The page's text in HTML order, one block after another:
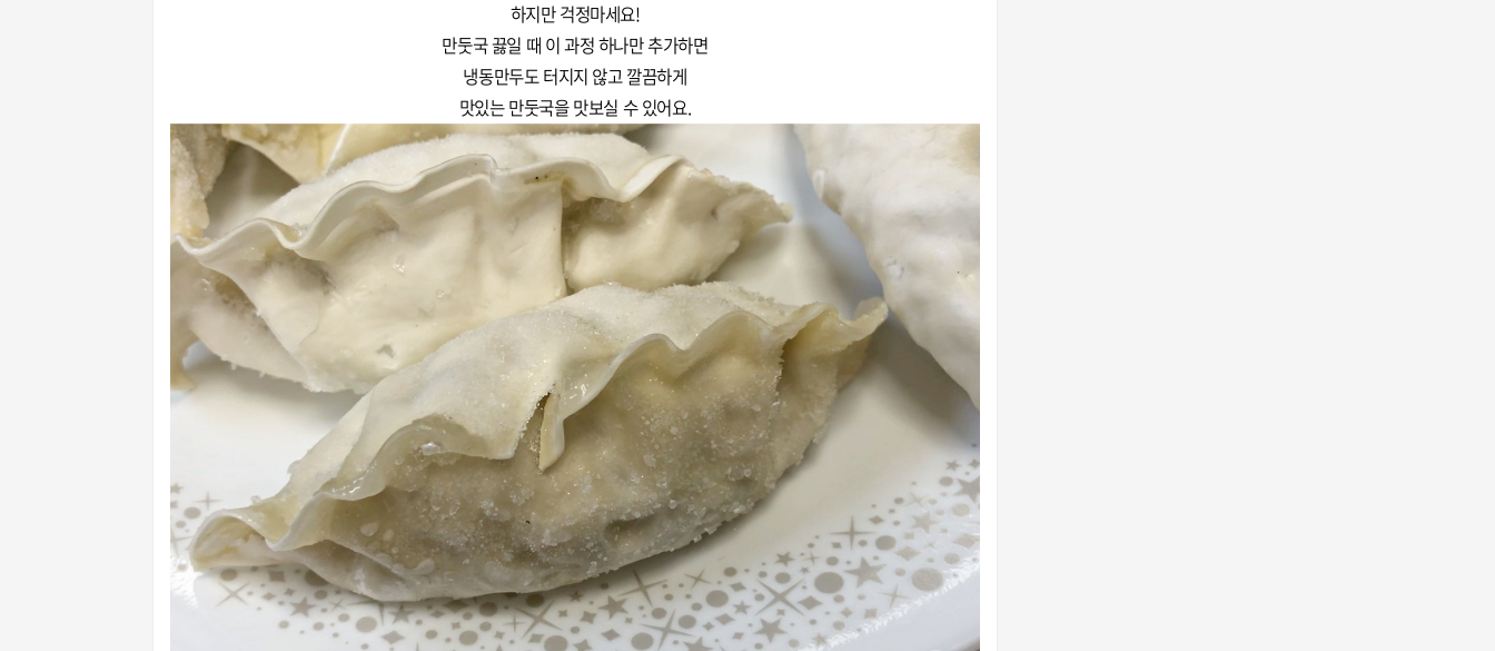
하지만 걱정마세요!
만둣국 끓일 때 이 과정 하나만 추가하면
냉동만두도 터지지 않고 깔끔하게
맛있는 만둣국을 맛보실 수 있어요.